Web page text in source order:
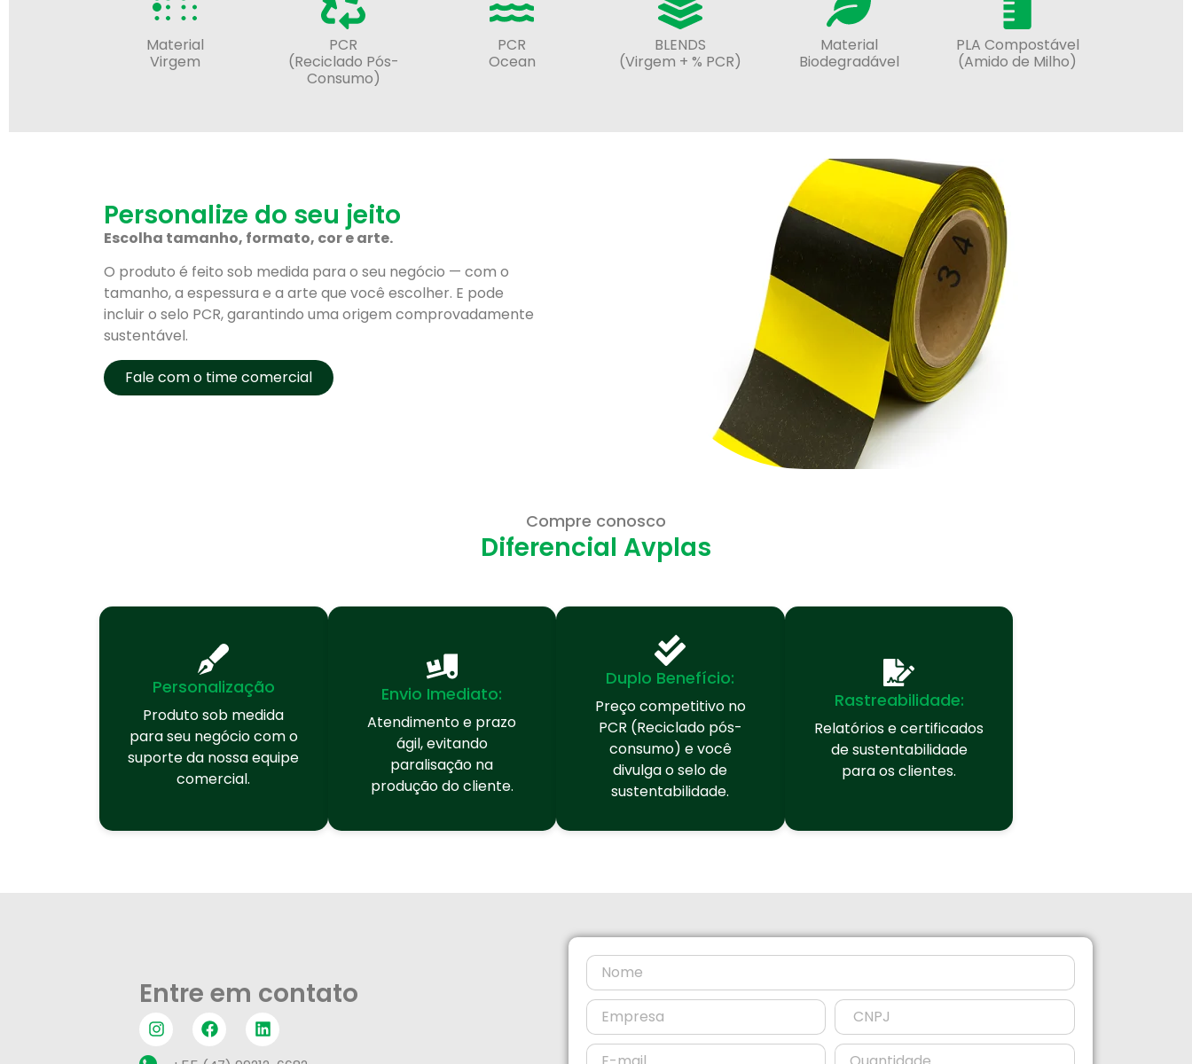
Material
Virgem
PCR
(Reciclado Pós-
Consumo)
PCR
Ocean
BLENDS
(Virgem + % PCR)
Material
Biodegradável
PLA Compostável
(Amido de Milho)
Personalize do seu jeito
Escolha tamanho, formato, cor e arte.
O produto é feito sob medida para o seu negócio — com o
tamanho, a espessura e a arte que você escolher. E pode
incluir o selo PCR, garantindo uma origem comprovadamente
sustentável.
Fale com o time comercial
Compre conosco
Diferencial Avplas
Personalização
Produto sob medida
para seu negócio com o
suporte da nossa equipe
comercial.
Envio Imediato:
Atendimento e prazo
ágil, evitando
paralisação na
produção do cliente.
Duplo Benefício:
Preço competitivo no
PCR (Reciclado pós-
consumo) e você
divulga o selo de
sustentabilidade.
Rastreabilidade:
Relatórios e certificados
de sustentabilidade
para os clientes.
Entre em contato